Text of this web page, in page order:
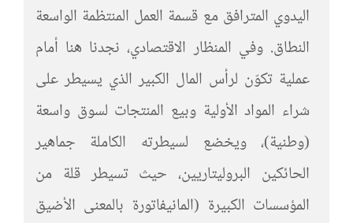
اليدوي المترافق مع قسمة العمل المنتظمة الواسعة
النطاق. وفي المنظار الاقتصادي، نجدنا هنا أمام
عملية تكوّن لرأس المال الكبير الذي يسيطر على
شراء المواد الأولية وبيع المنتجات لسوق واسعة
(وطنية)، ويخضع لسيطرته الكاملة جماهير
الحائكين البروليتاريين، حيث تسيطر قلة من
المؤسسات الكبيرة (المانيفاتورة بالمعنى الأضيق